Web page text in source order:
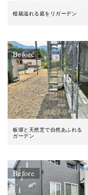
植栽溢れる庭をリガーデン
Before
板塀と天然芝で自然あふれる
ガーデン
Before